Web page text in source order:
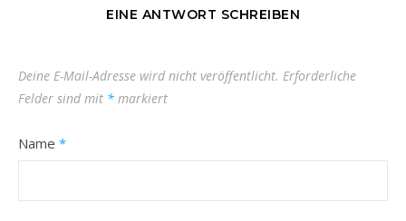
EINE ANTWORT SCHREIBEN
Deine E-Mail-Adresse wird nicht veröffentlicht. Erforderliche
Felder sind mit * markiert
Name *